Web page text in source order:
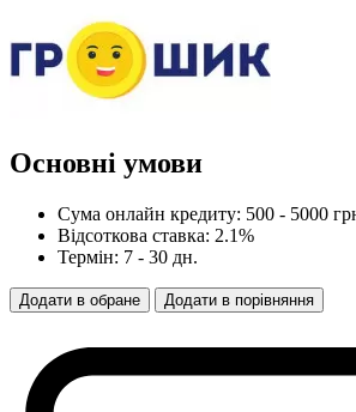
Основні умови
Сума онлайн кредиту: 500 - 5000
Відсоткова ставка: 2.1%
Термін: 7 - 30 дн.
Додати в обране Додати в порівняння